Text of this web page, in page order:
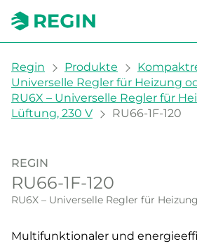
You are here:
Regin Produkte
Universelle Regler für Heizung
RU6X – Universelle Regler für
Lüftung, 230 V
RU66-1F-120
REGIN
RU66-1F-120
RU6X – Universelle Regler für
Multifunktionaler und